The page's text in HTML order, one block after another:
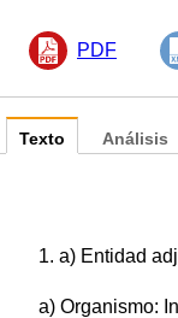
PDF
Texto
1. a) Entidad
a) Organismo:
Análisis